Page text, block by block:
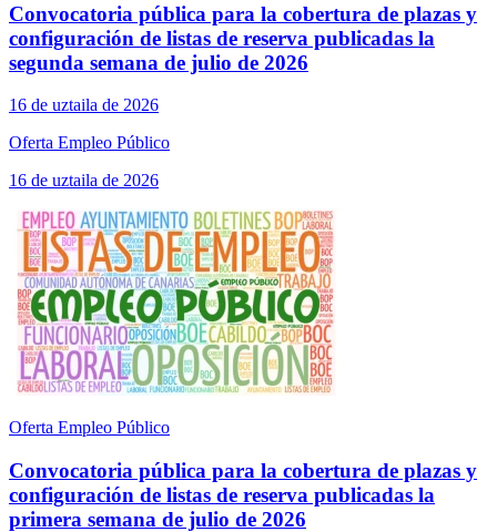
Convocatoria pública para la cobertura de plazas y
configuración de listas de reserva publicadas la
segunda semana de julio de 2026
16 de uztaila de 2026
Oferta Empleo Público
16 de uztaila de 2026
Oferta Empleo Público
Convocatoria pública para la cobertura de plazas y
configuración de listas de reserva publicadas la
primera semana de julio de 2026